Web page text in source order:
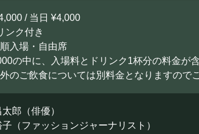
/ 当日 ¥4,000
ンク付き
入場・自由席
の中に、入場料とドリンク1杯分の料金が含
のご飲食については別料金となりますので
郎（俳優）
（ファッションジャーナリスト）